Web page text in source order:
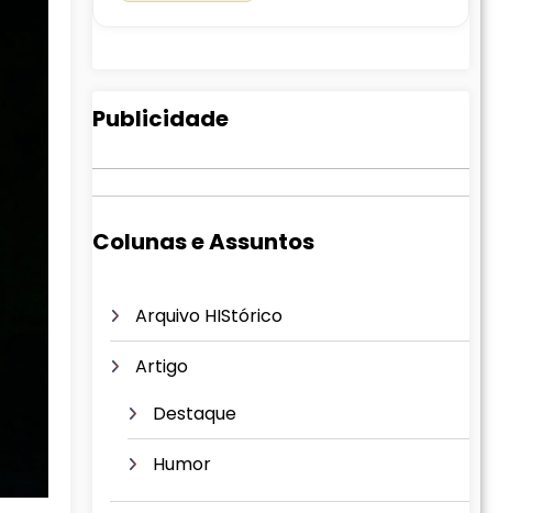
Publicidade
Colunas e Assuntos
Arquivo HIStórico
Artigo
Destaque
Humor